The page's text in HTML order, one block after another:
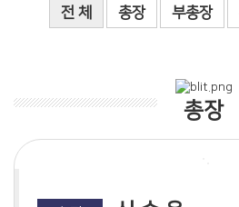
전 체 총장 부총장
총장